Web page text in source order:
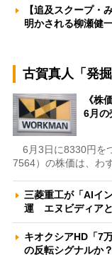
【追及スクープ・
明かされる柳瀬健
古賀真人「発
《株
6月の
6月3日に8330円を
7564）の株価は、わ
三菱重工が「AIイ
運 エヌビディア
キオクシアHD「7
の反転シグナル